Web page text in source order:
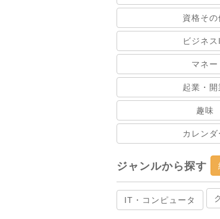
資格その
ビジネ
マネー
起業・開
趣味
カレンダ
ジャンルから探す
IT・コンピュータ